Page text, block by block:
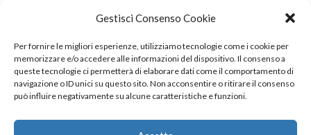
Gestisci Consenso Cookie
Per fornire le migliori esperienze, utilizziamo tecnologie come i cookie per
memorizzare e/o accedere alle informazioni del dispositivo. Il consenso a
queste tecnologie ci permetterà di elaborare dati come il comportamento di
navigazione o ID unici su questo sito. Non acconsentire o ritirare il consenso
può influire negativamente su alcune caratteristiche e funzioni.
COPYRIGHT
© TheArchitecturalPost 2024
SOCIAL NETWORK